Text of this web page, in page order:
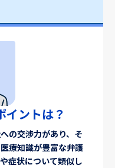
イントは？
の交渉力があり、そ
療知識が豊富な弁護
症状について類似し